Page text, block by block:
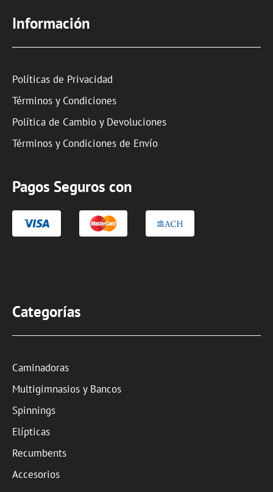
Información
Políticas de Privacidad
Términos y Condiciones
Política de Cambio y Devoluciones
Términos y Condiciones de Envío
Pagos Seguros con
Categorías
Caminadoras
Multigimnasios y Bancos
Spinnings
Elípticas
Recumbents
Accesorios